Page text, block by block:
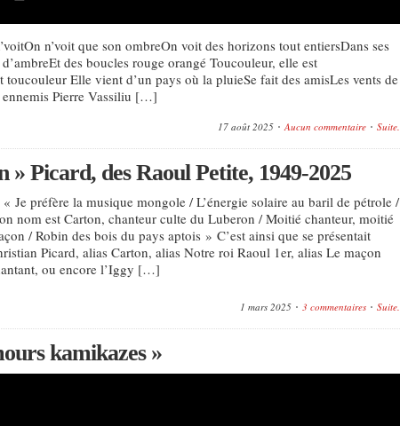
n’voit que son ombreOn voit des horizons tout entiersDans ses
des boucles rouge orangé Toucouleur, elle est
Elle vient d’un pays où la pluieSe fait des amisLes vents de
ennemis Pierre Vassiliu […]
17 août 2025 Aucun commentaire Suite...
Picard, des Raoul Petite, 1949-2025
Je préfère la musique mongole / L’énergie solaire au baril de pétrole /
nom est Carton, chanteur culte du Luberon / Moitié chanteur, moitié
/ Robin des bois du pays aptois » C’est ainsi que se présentait
Picard, alias Carton, alias Notre roi Raoul 1er, alias Le maçon
ou encore l’Iggy […]
1 mars 2025 3 commentaires Suite...
kamikazes »